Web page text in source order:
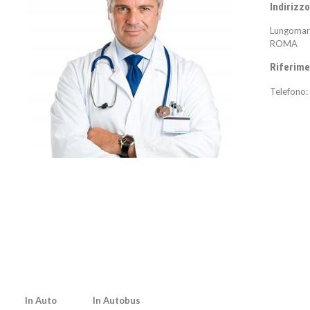
Indirizzo
ROMA
In Auto In Autobus